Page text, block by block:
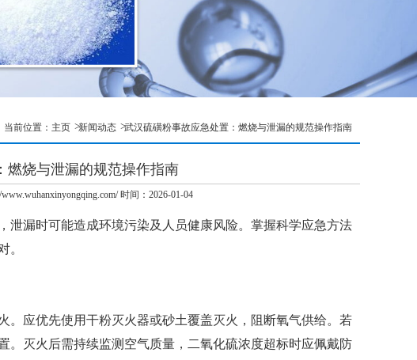
当前位置： 主页 新闻动态 武汉硫磺粉事故应急处置：燃烧与泄漏的规范操作指南
燃烧与泄漏的规范操作指南
时间：2026-01-04
泄漏时可能造成环境污染及人员健康风险。掌握科学应急方法
。
应优先使用干粉灭火器或砂土覆盖灭火，阻断氧气供给。若
。灭火后需持续监测空气质量，二氧化硫浓度超标时应佩戴防